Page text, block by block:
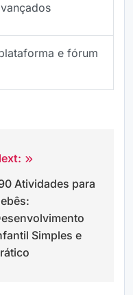
e fórum
Atividades para
Simples e